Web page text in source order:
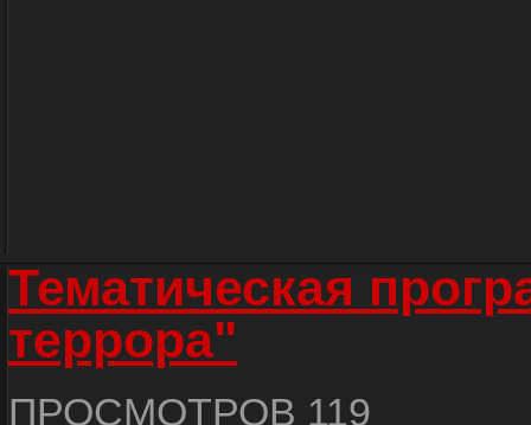
Тематическая
террора"
ПРОСМОТРОВ 119